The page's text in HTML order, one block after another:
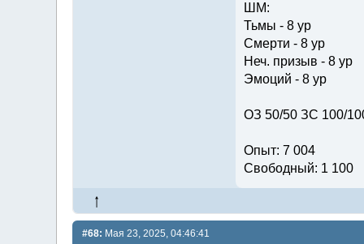
ШМ:
Тьмы - 8 ур
Смерти - 8 ур
Неч. призыв - 8 ур
Эмоций - 8 ур
ОЗ 50/50 ЗС 100/
Опыт: 7 004
Свободный: 1 100
#68: Мая 23, 2025, 04:46:41